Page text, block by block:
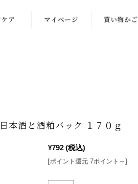
ア マイページ 買い物かご
本酒と酒粕パック １７０ｇ
¥792 (税込)
[ポイント還元 7ポイント～]